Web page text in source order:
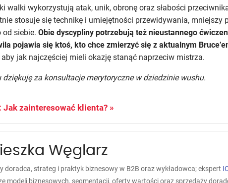
walki wykorzystują atak, unik, obronę oraz słabości
stosuje się technikę i umiejętności przewidywania, mniejszy
od siebie. Obie dyscypliny potrzebują też nieustannego
pojawia się ktoś, kto chce zmierzyć się z aktualnym
aby jak najczęściej mieli okazję stanąć naprzeciw mistrza.
dziękuję za konsultacje merytoryczne w dziedzinie wushu.
Jak zainteresować klienta? »
Węglarz
doradca, strateg i praktyk biznesowy w B2B oraz wykładowca; ekspert
modeli biznesowych, segmentacji, oferty wartości oraz sprzedaży